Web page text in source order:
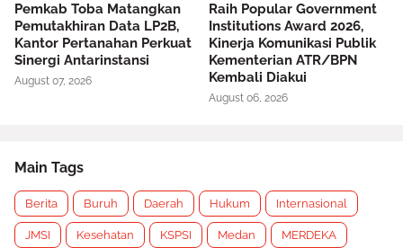
Pemkab Toba Matangkan
Pemutakhiran Data LP2B,
Kantor Pertanahan Perkuat
Sinergi Antarinstansi
August 07, 2026
Raih Popular Government
Institutions Award 2026,
Kinerja Komunikasi Publik
Kementerian ATR/BPN
Kembali Diakui
August 06, 2026
Main Tags
Berita Buruh Daerah Hukum Internasional
JMSI Kesehatan KSPSI Medan MERDEKA